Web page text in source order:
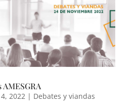
2022 | Debates y viandas